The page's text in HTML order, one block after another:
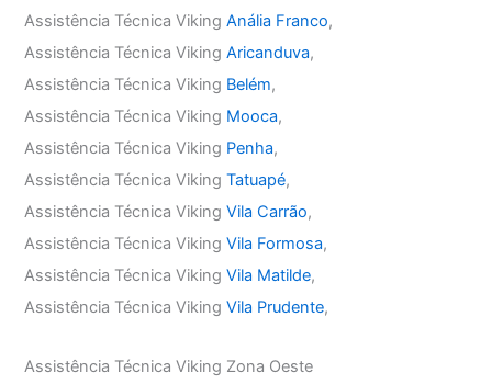
Assistência Técnica VikingAnália Franco,
Assistência Técnica VikingAricanduva,
Assistência Técnica Viking Belém,
Assistência Técnica Viking Mooca,
Assistência Técnica Viking Penha,
Assistência Técnica VikingTatuapé,
Assistência Técnica VikingVila Carrão,
Assistência Técnica VikingVila Formosa,
Assistência Técnica VikingVila Matilde,
Assistência Técnica VikingVila Prudente,
Assistência Técnica Viking Zona Oeste